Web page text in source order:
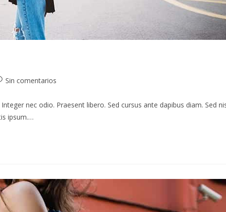
Sin comentarios
nec odio. Praesent libero. Sed cursus ante dapibus diam. Sed
ipsum.…